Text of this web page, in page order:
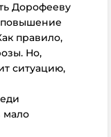
Дорофееву
повышение
правило,
Но,
ситуацию,
мало